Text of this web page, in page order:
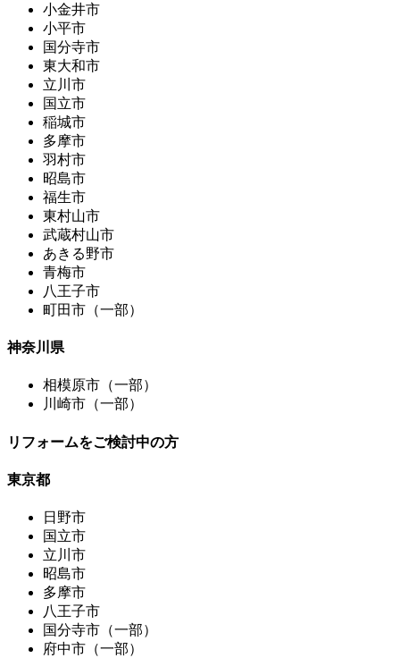
小金井市
小平市
国分寺市
東大和市
立川市
国立市
稲城市
多摩市
羽村市
昭島市
福生市
東村山市
武蔵村山市
あきる野市
青梅市
八王子市
町田市（一部）
神奈川県
相模原市（一部）
川崎市（一部）
リフォームをご検討中の方
東京都
日野市
国立市
立川市
昭島市
多摩市
八王子市
国分寺市（一部）
府中市（一部）